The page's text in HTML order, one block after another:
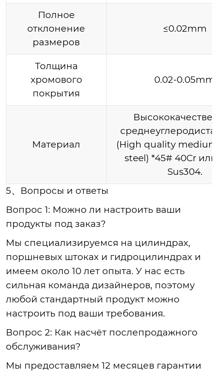
Полное
отклонение
размеров
≤0.02mm
Толщина
хромового
покрытия
0.02-0.05mm
Материал
(High quality
steel) *45# 40Cr или
Sus304.
5、 Вопросы и ответы
Вопрос 1: Можно ли настроить ваши
продукты под заказ?
Мы специализируемся на цилиндрах,
поршневых штоках и гидроцилиндрах и
имеем около 10 лет опыта. У нас есть
сильная команда дизайнеров, поэтому
любой стандартный продукт можно
настроить под ваши требования.
Вопрос 2: Как насчёт послепродажного
обслуживания?
Мы предоставляем 12 месяцев гарантии